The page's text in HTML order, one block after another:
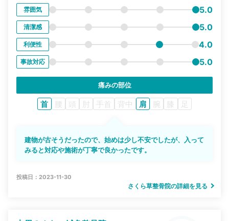
雰囲気 5.0
清潔感 5.0
利便性 4.0
事故対応 5.0
痛みの部位
首 腰 頭 肘 手首 背中 肩 腕 膝 足
建物が古そうだったので、始めは少し不安でしたが、入って
みると対応や施術が丁寧で良かったです。
投稿日：2023-11-30
さくら草整骨院の詳細を見る